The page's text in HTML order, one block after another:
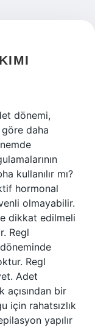
dönemi,
daha
kullanılır mı?
hormonal
olmayabilir.
dikkat edilmeli
Regl
Regl
Adet
açısından bir
için rahatsızlık
yapılır